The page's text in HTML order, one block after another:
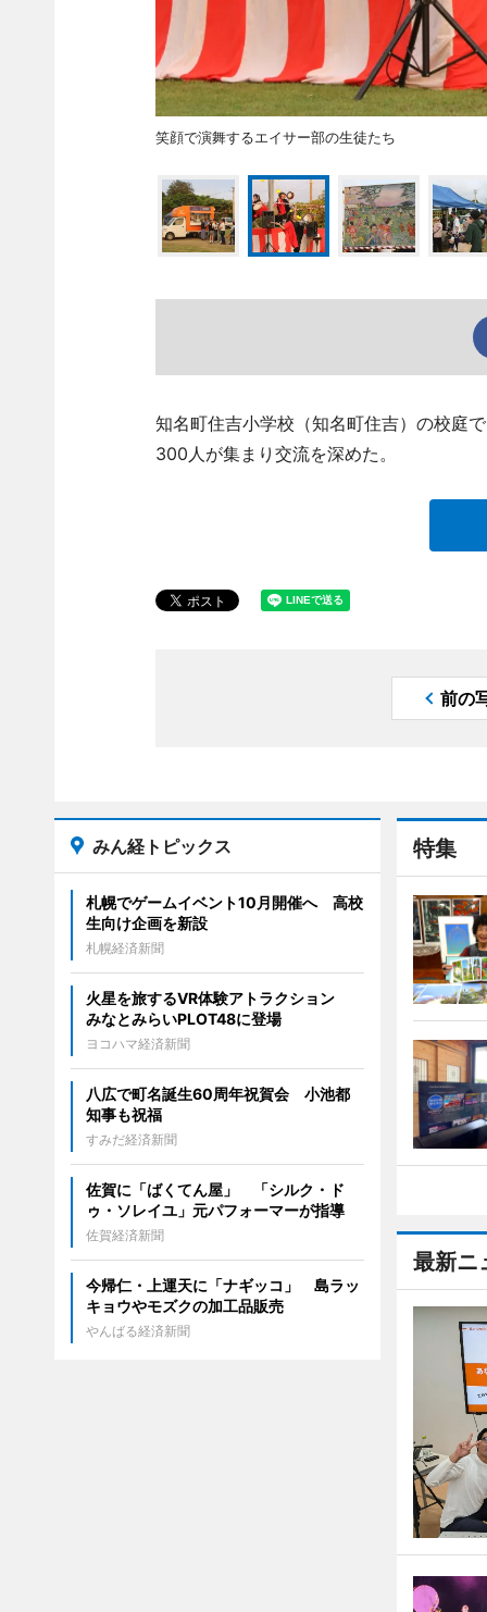
笑顔で演舞するエイサー部の生徒たち
知名町住吉小学校（知名町住吉）の校庭
300人が集まり交流を深めた。
前の
特集
最新ニ
みん経トピックス
札幌でゲームイベント10月開催へ 高校
生向け企画を新設
札幌経済新聞
火星を旅するVR体験アトラクション
みなとみらいPLOT48に登場
ヨコハマ経済新聞
八広で町名誕生60周年祝賀会 小池都
知事も祝福
すみだ経済新聞
佐賀に「ばくてん屋」 「シルク・ド
ゥ・ソレイユ」元パフォーマーが指導
佐賀経済新聞
今帰仁・上運天に「ナギッコ」 島ラッ
キョウやモズクの加工品販売
やんばる経済新聞